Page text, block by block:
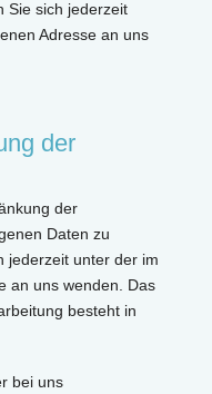
Sie sich jederzeit
Adresse an uns
der
der
Daten zu
jederzeit unter der im
an uns wenden. Das
besteht in
bei uns